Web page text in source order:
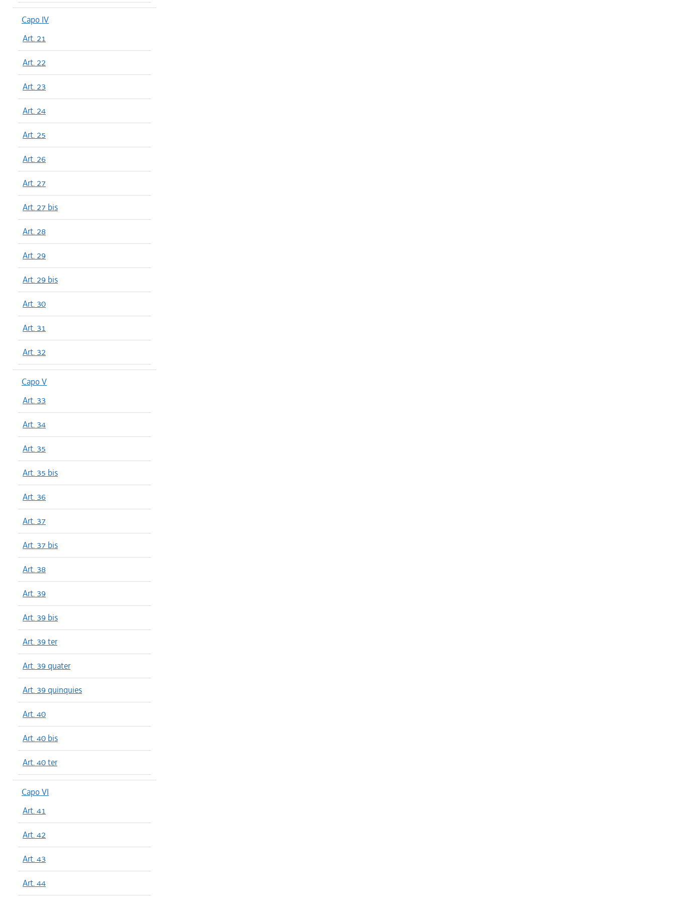
Capo IV
Art. 21
Art. 22
Art. 23
Art. 24
Art. 25
Art. 26
Art. 27
Art. 27 bis
Art. 28
Art. 29
Art. 29 bis
Art. 30
Art. 31
Art. 32
Capo V
Art. 33
Art. 34
Art. 35
Art. 35 bis
Art. 36
Art. 37
Art. 37 bis
Art. 38
Art. 39
Art. 39 bis
Art. 39 ter
Art. 39 quater
Art. 39 quinquies
Art. 40
Art. 40 bis
Art. 40 ter
Capo VI
Art. 41
Art. 42
Art. 43
Art. 44